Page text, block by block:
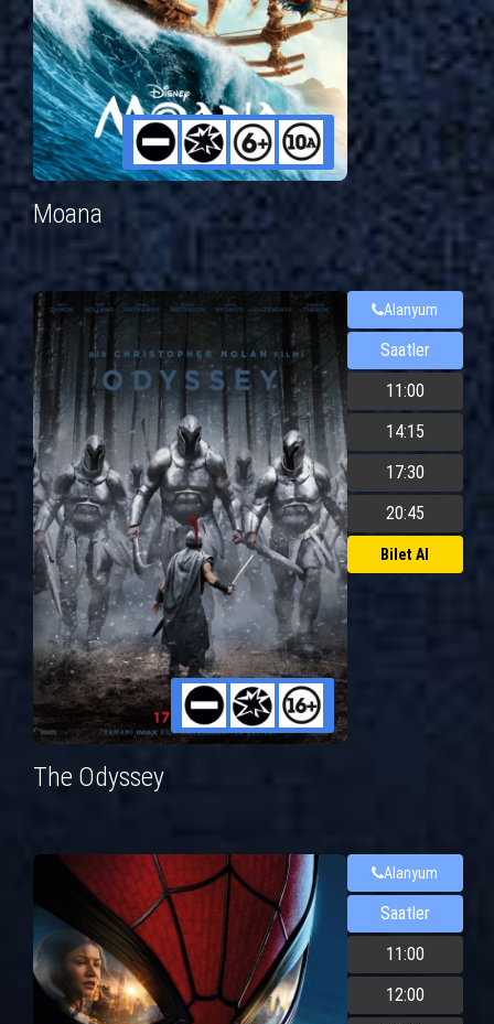
Moana
The Odyssey
Alanyum
Saatler
11:00
14:15
17:30
20:45
Bilet Al
Alanyum
Saatler
11:00
12:00